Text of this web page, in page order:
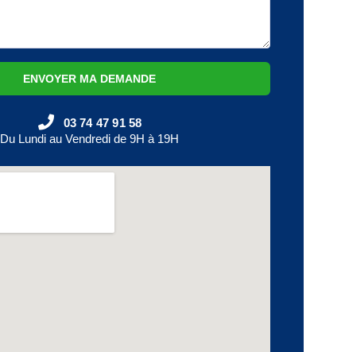
ENVOYER MA DEMANDE
03 74 47 91 58
Du Lundi au Vendredi de 9H à 19H